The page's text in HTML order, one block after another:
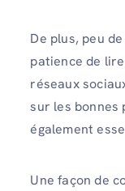
De plus, peu
patience de
réseaux
sur les bonnes
également
Une façon de